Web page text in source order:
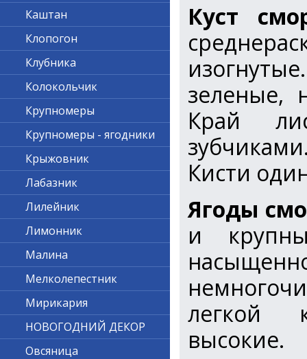
Куст
зеленые,
Край
Кисти
Ягоды
и
легкой
высокие.
Каштан
Клопогон
Клубника
Колокольчик
Крупномеры
Крупномеры - ягодники
Крыжовник
Лабазник
Лилейник
Лимонник
Малина
Мелколепестник
Мирикария
НОВОГОДНИЙ ДЕКОР
Овсяница